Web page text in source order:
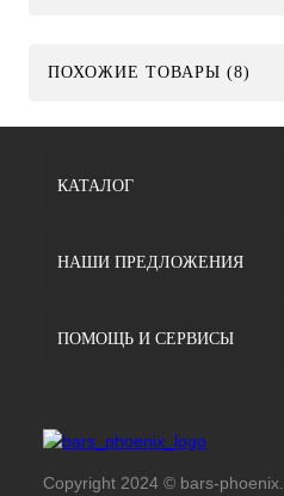
ПОХОЖИЕ ТОВАРЫ (8)
КАТАЛОГ
НАШИ ПРЕДЛОЖЕНИЯ
ПОМОЩЬ И СЕРВИСЫ
Copyright 2024 © bars-